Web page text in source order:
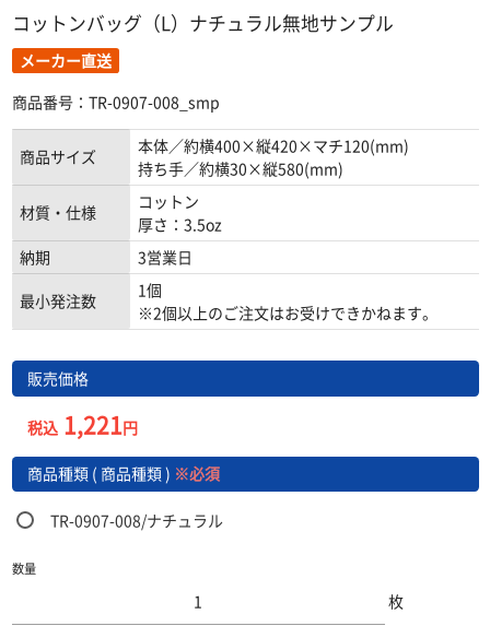
コットンバッグ（L）ナチュラル無地サンプル
メーカー直送
商品番号：TR-0907-008_smp
商品サイズ
本体／約横400×縦420×マチ120(mm)
持ち手／約横30×縦580(mm)
材質・仕様
コットン
厚さ：3.5oz
納期
3営業日
最小発注数
1個
※2個以上のご注文はお受けできかねます。
販売価格
税込1,221円
商品種類 ( 商品種類 ) ※必須
TR-0907-008/ナチュラル
数量
枚